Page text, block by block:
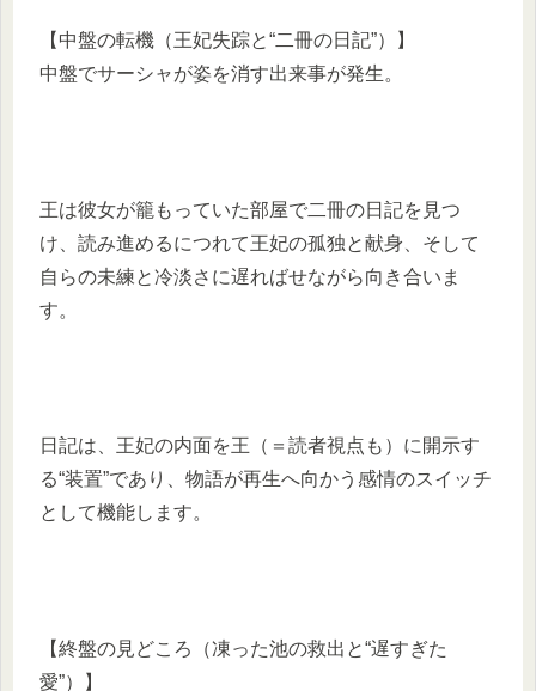
【中盤の転機（王妃失踪と“二冊の日記”）】
中盤でサーシャが姿を消す出来事が発生。
王は彼女が籠もっていた部屋で二冊の日記を見つ
け、読み進めるにつれて王妃の孤独と献身、そして
自らの未練と冷淡さに遅ればせながら向き合いま
す。
日記は、王妃の内面を王（＝読者視点も）に開示す
る“装置”であり、物語が再生へ向かう感情のスイッチ
として機能します。
【終盤の見どころ（凍った池の救出と“遅すぎた
愛”）】